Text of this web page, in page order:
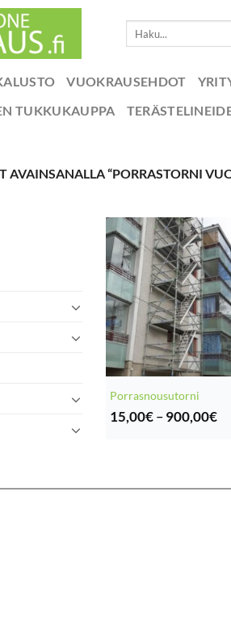
VUOKRAUSEHDOT
TUKKUKAUPPA
AVAINSANALLA “PORRASTORNI
Porrasnousutorni
15,00€–900,00€